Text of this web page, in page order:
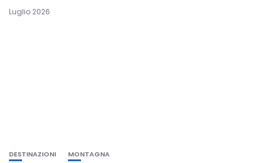
Luglio 2026
DESTINAZIONI MONTAGNA